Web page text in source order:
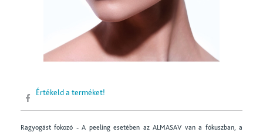
Értékeld a terméket!
Ragyogást fokozó - A peeling esetében az ALMASAV van a fókuszban, a